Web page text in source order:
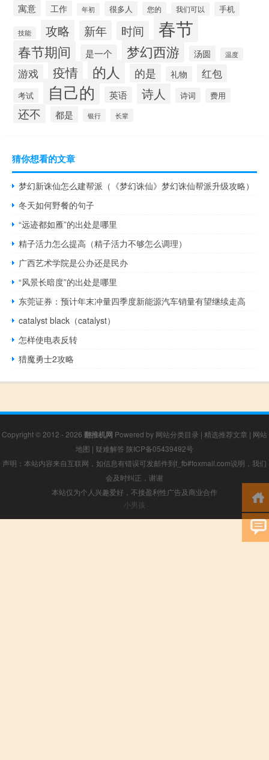
寓意 工作 年初 很多人 您的 我们可以 手机
技能 攻略 新年 时间 春节
春节期间 是一个 梦幻西游 汤圆 温度
游戏 疫情 的人 的是 礼物 红包
考试 自己的 英语 诗人 诗词 费用
还不 都是 银行 长辈
猜你想看的文章
梦幻新诛仙怎么建帮派（《梦幻诛仙》梦幻诛仙帮派升级攻略）
冬天如何野餐的句子
“远迹都如雁”的出处是哪里
精子活力怎么提高（精子活力不够怎么调理）
广西艺术学院是公办还是民办
“风景长暗度”的出处是哪里
东莞证券：预计年末冲量四季度新能源汽车销量有望继续走高
catalyst black（catalyst）
怎样使电表反转
猎魔勇士2攻略
Copyright © 2012 - 2026 翻推机网 Powered by 网站分类目录 | 精选推荐文章 | 网站
地图 | 疑难解答 陕ICP备05439492号
声明：本站内容来自互联网，如信息有错误可发邮件到f_fb#foxmail.com说明，我们
会及时纠正，谢谢
本站仅为个人兴趣爱好，不接盈利性广告及商业合作
小男孩